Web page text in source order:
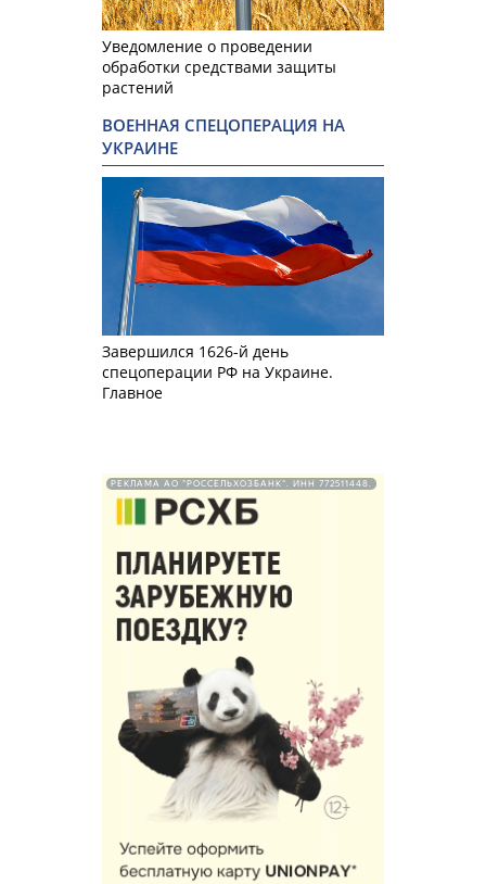
Уведомление о проведении
обработки средствами защиты
растений
ВОЕННАЯ СПЕЦОПЕРАЦИЯ НА
УКРАИНЕ
Завершился 1626-й день
спецоперации РФ на Украине.
Главное
РЕКЛАМА АО "РОССЕЛЬХОЗБАНК". ИНН 772511448.